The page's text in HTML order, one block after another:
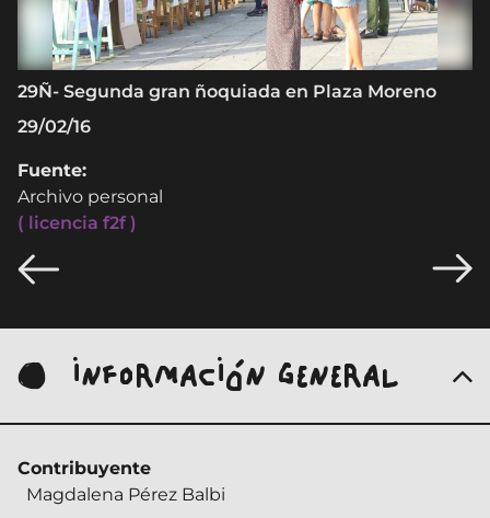
29Ñ- Segunda gran ñoquiada en Plaza Moreno
29/02/16
Fuente:
Archivo personal
( licencia f2f )
INFORMACIÓN GENERAL
Contribuyente
Magdalena Pérez Balbi